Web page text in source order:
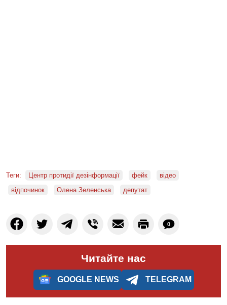
Теги: Центр протидії дезінформації фейк
відео
відпочинок
Олена Зеленська депутат
0
Читайте нас
GOOGLE NEWS TELEGRAM